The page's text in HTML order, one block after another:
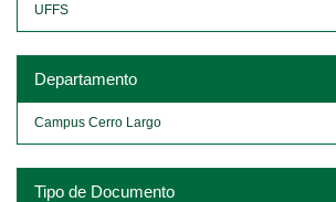
UFFS
Departamento
Campus Cerro Largo
Tipo de Documento